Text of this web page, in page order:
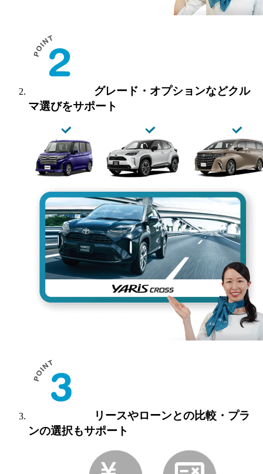
グレード・オプションなどクル
マ選びをサポート
リースやローンとの比較・ プラ
ンの選択もサポート